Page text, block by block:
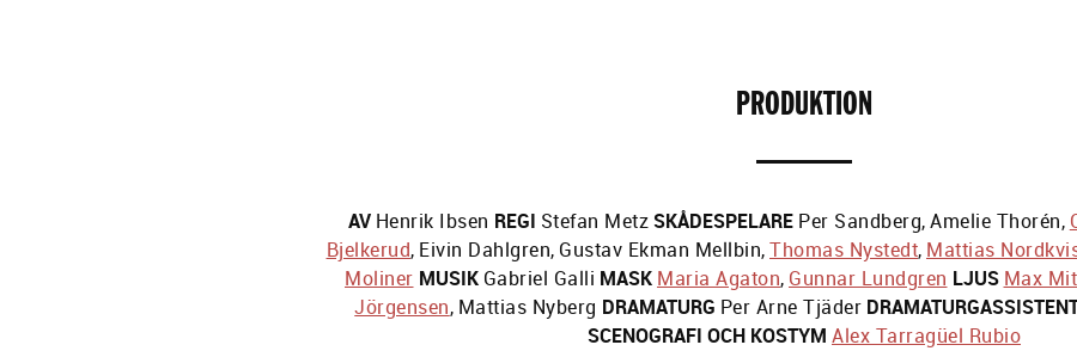
PRODUKTION
AV Henrik Ibsen REGI Stefan MetzSKÅDESPELARE Per Sandberg,Amelie Thorén,
Bjelkerud, Eivin Dahlgren, Gustav Ekman Mellbin,Thomas Nystedt, Mattias
Moliner MUSIK Gabriel Galli MASK Maria Agaton, Gunnar Lundgren LJUS Max
Jörgensen, Mattias Nyberg DRAMATURG Per Arne Tjäder
SCENOGRAFI OCH KOSTYM Alex Tarragüel Rubio